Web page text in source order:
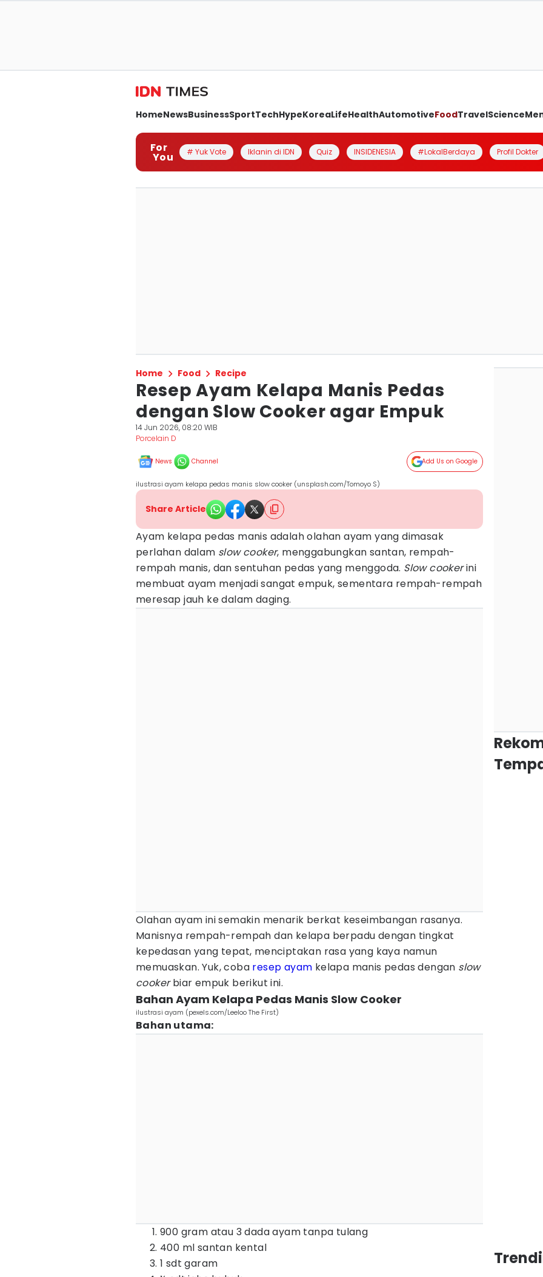
HomeNewsBusinessSportTechHypeKoreaLifeHealthAutomotiveFoodTravelScience
For
You # Yuk Vote Iklanin di IDN Quiz INSIDENESIA #LokalBerdaya Profil Dokter
Home Food Recipe
Resep Ayam Kelapa Manis Pedas
dengan Slow Cooker agar Empuk
14 Jun 2026, 08:20 WIB
Porcelain D
News Channel Add Us on Google
ilustrasi ayam kelapa pedas manis slow cooker (unsplash.com/Tomoyo S)
Share Article
Ayam kelapa pedas manis adalah olahan ayam yang dimasak
perlahan dalam slow cooker, menggabungkan santan, rempah-
rempah manis, dan sentuhan pedas yang menggoda. Slow cookerini
membuat ayam menjadi sangat empuk, sementara rempah-rempah
meresap jauh ke dalam daging.
Olahan ayam ini semakin menarik berkat keseimbangan rasanya.
Manisnya rempah-rempah dan kelapa berpadu dengan tingkat
kepedasan yang tepat, menciptakan rasa yang kaya namun
memuaskan. Yuk, coba resep ayam kelapa manis pedas dengan slow
cookerbiar empuk berikut ini.
Bahan Ayam Kelapa Pedas Manis Slow Cooker
ilustrasi ayam (pexels.com/Leeloo The First)
Bahan utama:
900 gram atau 3 dada ayam tanpa tulang
400 ml santan kental
1 sdt garam